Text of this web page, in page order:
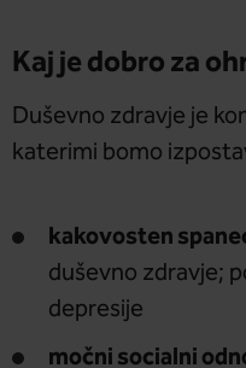
Kaj je dobro za
Duševno zdravje je
katerimi bomo
kakovosten
duševno zdravje;
depresije
močni socialni